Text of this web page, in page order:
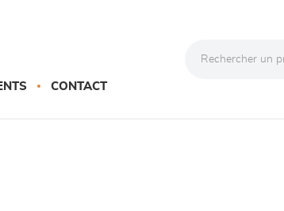
CONTACT